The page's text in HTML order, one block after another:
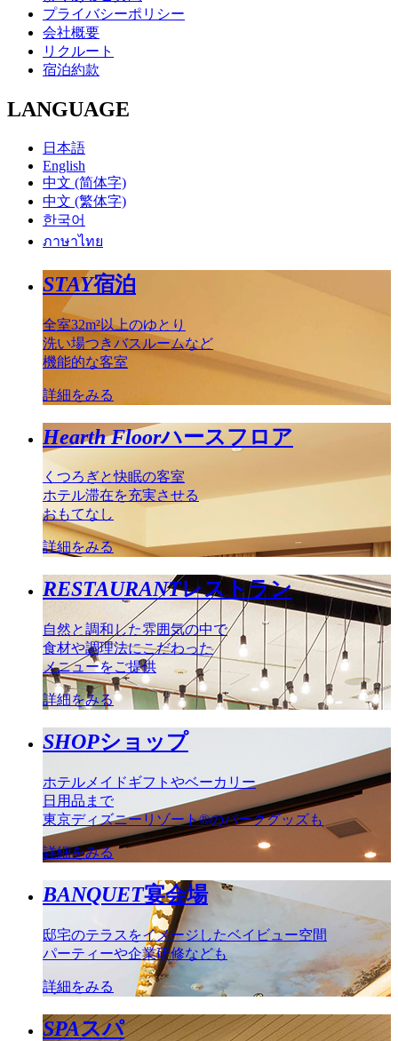
プライバシーポリシー
会社概要
リクルート
宿泊約款
LANGUAGE
日本語
English
中文 (简体字)
中文 (繁体字)
한국어
ภาษาไทย
STAY宿泊
全室32m²以上のゆとり
洗い場つきバスルームなど
機能的な客室
詳細をみる
Hearth Floorハースフロア
くつろぎと快眠の客室
ホテル滞在を充実させる
おもてなし
詳細をみる
RESTAURANTレストラン
自然と調和した雰囲気の中で
食材や調理法にこだわった
メニューをご提供
詳細をみる
SHOPショップ
ホテルメイドギフトやベーカリー
日用品まで
東京ディズニーリゾート®のパークグッズも
詳細をみる
BANQUET宴会場
邸宅のテラスをイメージしたベイビュー空間
パーティーや企業研修なども
詳細をみる
SPAスパ